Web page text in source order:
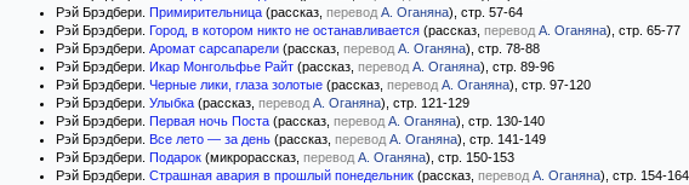
Рэй Брэдбери. Примирительница (рассказ, перевод А. Оганяна), стр. 57-64
Рэй Брэдбери. Город, в котором никто не останавливается (рассказ, перевод А. Оганяна), стр. 65-77
Рэй Брэдбери. Аромат сарсапарели (рассказ, перевод А. Оганяна), стр. 78-88
Рэй Брэдбери. Икар Монгольфье Райт (рассказ, перевод А. Оганяна), стр. 89-96
Рэй Брэдбери. Черные лики, глаза золотые (рассказ, перевод А. Оганяна), стр. 97-120
Рэй Брэдбери. Улыбка (рассказ, перевод А. Оганяна), стр. 121-129
Рэй Брэдбери. Первая ночь Поста (рассказ, перевод А. Оганяна), стр. 130-140
Рэй Брэдбери. Все лето — за день (рассказ, перевод А. Оганяна), стр. 141-149
Рэй Брэдбери. Подарок (микрорассказ, перевод А. Оганяна), стр. 150-153
Рэй Брэдбери. Страшная авария в прошлый понедельник (рассказ, перевод А. Оганяна), стр. 154-164